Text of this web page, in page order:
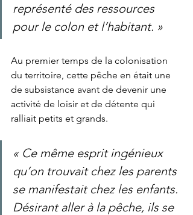
représenté des ressources
pour le colon et l’habitant. »
Au premier temps de la colonisation
du territoire, cette pêche en était une
de subsistance avant de devenir une
activité de loisir et de détente qui
ralliait petits et grands.
« Ce même esprit ingénieux
qu’on trouvait chez les parents
se manifestait chez les enfants.
Désirant aller à la pêche, ils se